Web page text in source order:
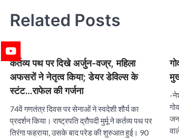
Related Posts
कर्तव्य पथ पर दिखे अर्जुन-वज्र, महिला
अफसरों ने नेतृत्व किया; डेयर डेविल्स के
स्टंट…राफेल की गर्जना
74वें गणतंत्र दिवस पर सेनाओं ने स्वदेशी शौर्य का
प्रदर्शन किया। राष्ट्रपति द्रौपदी मुर्मू ने कर्तव्य पथ पर
तिरंगा फहराया, उसके बाद परेड की शुरुआत हुई। 90
-